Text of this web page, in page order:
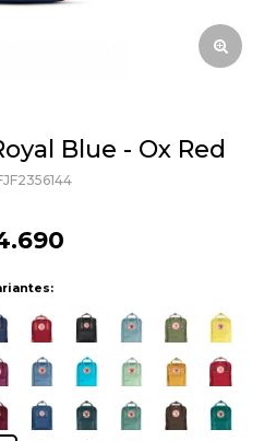
Blue - Ox Red